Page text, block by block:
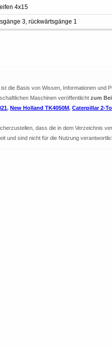
4x15
3, rückwärtsgänge 1
die Basis von Wissen, Informationen
Maschinen veröffentlicht zum
, New Holland TK4050M, Caterpillar 2-
dass die in dem Verzeichnis
und sind nicht für die Nutzung